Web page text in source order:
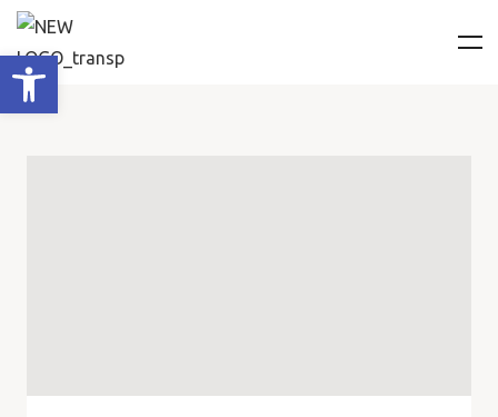
Ανοίξτε τη γραμμή εργαλείων